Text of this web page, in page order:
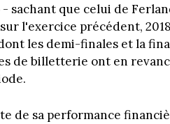
sachant que celui de
l'exercice précédent,
les demi-finales et la
de billetterie ont en
de sa performance